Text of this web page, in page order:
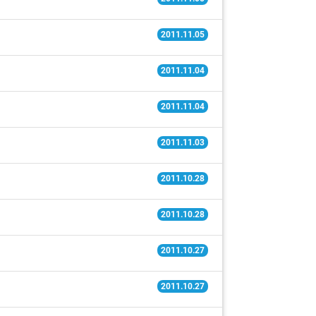
2011.11.05
2011.11.04
2011.11.04
2011.11.03
2011.10.28
2011.10.28
2011.10.27
2011.10.27